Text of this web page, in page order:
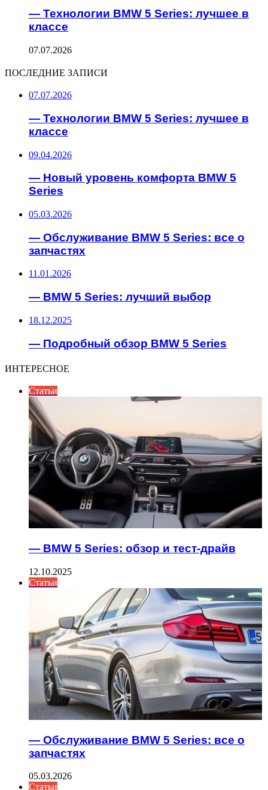
— Технологии BMW 5 Series: лучшее в
классе
07.07.2026
ПОСЛЕДНИЕ ЗАПИСИ
07.07.2026
— Технологии BMW 5 Series: лучшее в
классе
09.04.2026
— Новый уровень комфорта BMW 5
Series
05.03.2026
— Обслуживание BMW 5 Series: все о
запчастях
11.01.2026
— BMW 5 Series: лучший выбор
18.12.2025
— Подробный обзор BMW 5 Series
ИНТЕРЕСНОЕ
Статьи
— BMW 5 Series: обзор и тест-драйв
12.10.2025
Статьи
— Обслуживание BMW 5 Series: все о
запчастях
05.03.2026
Статьи